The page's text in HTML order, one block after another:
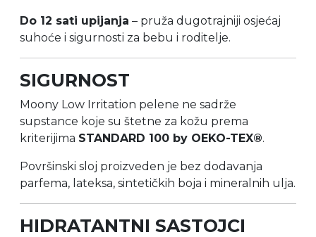
Do 12 sati upijanja – pruža dugotrajniji osjećaj
suhoće i sigurnosti za bebu i roditelje.
SIGURNOST
Moony Low Irritation pelene ne sadrže
supstance koje su štetne za kožu prema
kriterijima STANDARD 100 by OEKO-TEX®.
Površinski sloj proizveden je bez dodavanja
parfema, lateksa, sintetičkih boja i mineralnih ulja.
HIDRATANTNI SASTOJCI